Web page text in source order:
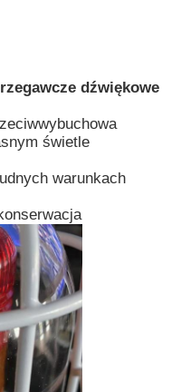
przed wybuchem
dźwiękowe
świetle
warunkach